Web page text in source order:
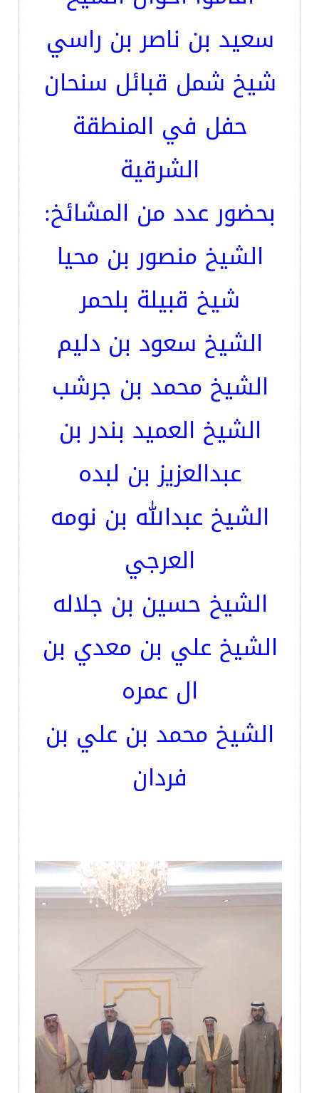
سعيد بن ناصر بن راسي
شيخ شمل قبائل سنحان
حفل في المنطقة
الشرقية
بحضور عدد من المشائخ:
الشيخ منصور بن محيا
شيخ قبيلة بلحمر
الشيخ سعود بن دليم
الشيخ محمد بن جرشب
الشيخ العميد بندر بن
عبدالعزيز بن لبده
الشيخ عبدالله بن نومه
العرجي
الشيخ حسين بن جلاله
الشيخ علي بن معدي بن
ال عمره
الشيخ محمد بن علي بن
فردان